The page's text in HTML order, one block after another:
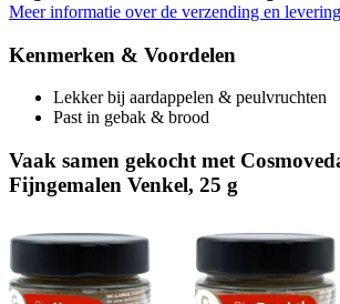
Meer informatie over de verzending en levering
Kenmerken & Voordelen
Lekker bij aardappelen & peulvruchten
Past in gebak & brood
Vaak samen gekocht met
Fijngemalen Venkel, 25 g